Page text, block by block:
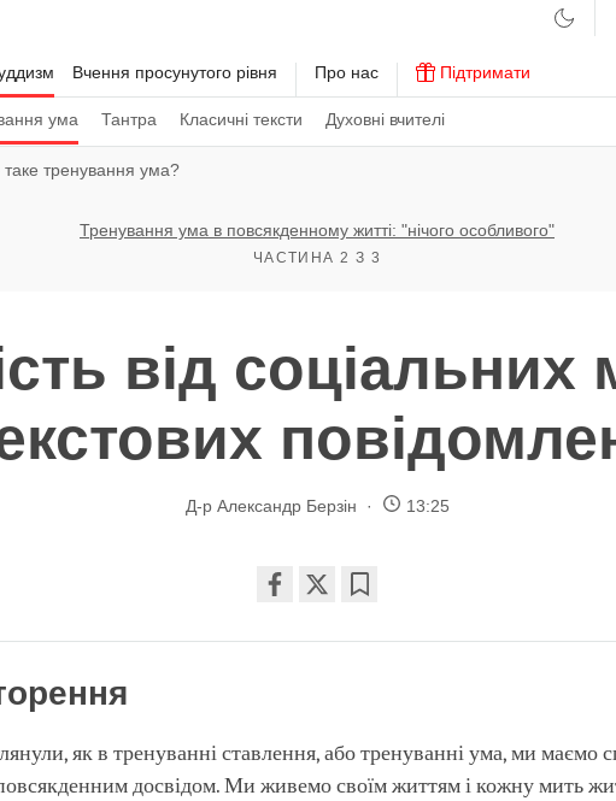
ума Тантра Класичні тексти Духовні вчителі
Вчення просунутого рівня Про нас Підтримати
тренування ума?
Тренування ума в повсякденному житті: "нічого особливого"
ЧАСТИНА 2 З 3
від соціальних
Д-р Александр Берзін 13:25
on
як в тренуванні ставлення, або тренуванні ума, ми маємо
досвідом. Ми живемо своїм життям і кожну мить